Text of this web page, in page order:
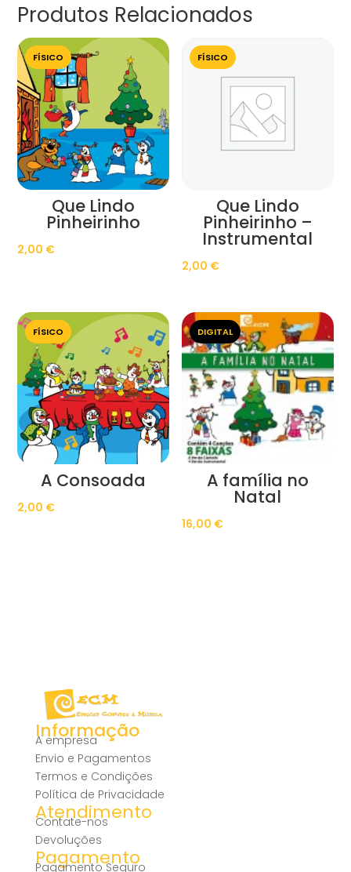
Produtos Relacionados
FÍSICO
Que Lindo
Pinheirinho
2,00 €
FÍSICO
Que Lindo
Pinheirinho –
Instrumental
2,00 €
FÍSICO
A Consoada
2,00 €
DIGITAL
A família no
Natal
16,00 €
Informação
A empresa
Envio e Pagamentos
Termos e Condições
Política de Privacidade
Atendimento
Contate-nos
Devoluções
Pagamento
Pagamento Seguro